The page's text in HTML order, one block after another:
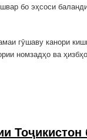
бо эҳсоси
гӯшаву канори
номзадҳо ва
Тоҷикистон